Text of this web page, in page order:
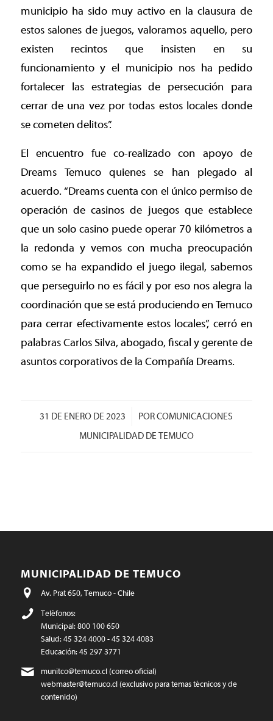
municipio ha sido muy activo en la clausura de
estos salones de juegos, valoramos aquello, pero
existen recintos que insisten en su
funcionamiento y el municipio nos ha pedido
fortalecer las estrategias de persecución para
cerrar de una vez por todas estos locales donde
se cometen delitos”.
El encuentro fue co-realizado con apoyo de
Dreams Temuco quienes se han plegado al
acuerdo. “Dreams cuenta con el único permiso de
operación de casinos de juegos que establece
que un solo casino puede operar 70 kilómetros a
la redonda y vemos con mucha preocupación
como se ha expandido el juego ilegal, sabemos
que perseguirlo no es fácil y por eso nos alegra la
coordinación que se está produciendo en Temuco
para cerrar efectivamente estos locales”, cerró en
palabras Carlos Silva, abogado, fiscal y gerente de
asuntos corporativos de la Compañía Dreams.
31 DE ENERO DE 2023
/ PORCOMUNICACIONES
MUNICIPALIDAD DE TEMUCO
MUNICIPALIDAD DE TEMUCO
Av. Prat 650, Temuco - Chile
Teléfonos:
Municipal: 800 100 650
Salud: 45 324 4000 - 45 324 4083
Educación: 45 297 3771
munitco@temuco.cl(correo oficial)
webmaster@temuco.cl(exclusivo para temas técnicos y de
contenido)